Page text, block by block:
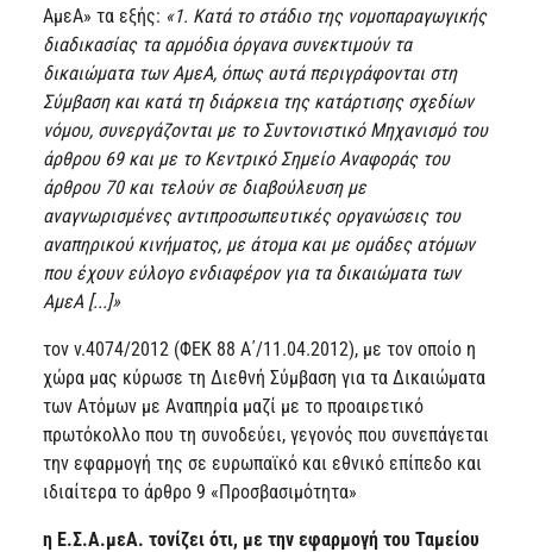
ΑμεΑ» τα εξής: «1. Κατά το στάδιο της νομοπαραγωγικής
διαδικασίας τα αρμόδια όργανα συνεκτιμούν τα
δικαιώματα των ΑμεΑ, όπως αυτά περιγράφονται στη
Σύμβαση και κατά τη διάρκεια της κατάρτισης σχεδίων
νόμου, συνεργάζονται με το Συντονιστικό Μηχανισμό του
άρθρου 69 και με το Κεντρικό Σημείο Αναφοράς του
άρθρου 70 και τελούν σε διαβούλευση με
αναγνωρισμένες αντιπροσωπευτικές οργανώσεις του
αναπηρικού κινήματος, με άτομα και με ομάδες ατόμων
που έχουν εύλογο ενδιαφέρον για τα δικαιώματα των
ΑμεΑ [...]»
τον ν.4074/2012 (ΦΕΚ 88 Α΄/11.04.2012), με τον οποίο η
χώρα μας κύρωσε τη Διεθνή Σύμβαση για τα Δικαιώματα
των Ατόμων με Αναπηρία μαζί με το προαιρετικό
πρωτόκολλο που τη συνοδεύει, γεγονός που συνεπάγεται
την εφαρμογή της σε ευρωπαϊκό και εθνικό επίπεδο και
ιδιαίτερα το άρθρο 9 «Προσβασιμότητα»
η Ε.Σ.Α.μεΑ. τονίζει ότι, με την εφαρμογή του Ταμείου